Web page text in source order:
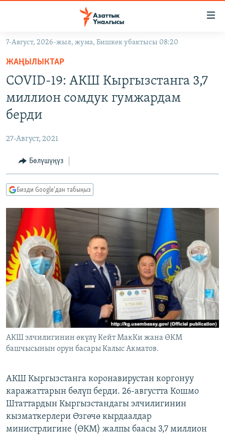
Навигацияга
өтүңүз
Издөөгө
салыңыз
МАДАНИЯТ
УКРАИНА
ТВ ПРОГРАММАЛАР
БҮГҮН АЗАТТЫКТА
ДАНИСТЕ
ЭЖЕ-СИҢДИЛЕР
АЗАТТЫК+
ЫҢГАЙСЫЗ СУРООЛОР
ПОДКАСТ
Русский
ОНЛАЙН ШЕРИНЕ
ЭЕ/АРнун бардык сайттары
7-Август, 2026-жыл, жума, Бишкек убактысы 08:20
ЖАҢЫЛЫКТАР
COVID-19: АКШ Кыргызстанга 3,7
миллион сомдук гумжардам
берди
27-Август, 2021
Бөлүшүңүз
Бизди Google'дан табыңыз
АКШ элчилигинин өкүлү Кейт МакКи жана ӨКМ
башчысынын орун басары Калыс Акматов.
АКШ Кыргызстанга коронавирустан коргонуу
каражаттарын бөлүп берди. 26-августта Кошмо
Штаттардын Кыргызстандагы элчилигинин
кызматкерлери Өзгөчө кырдаалдар
министрлигине (ӨКМ) жалпы баасы 3,7 миллион